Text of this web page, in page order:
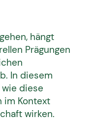
hängt
Prägungen
In diesem
diese
im Kontext
wirken.